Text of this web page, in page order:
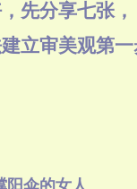
先分享七张，
立审美观第
阳伞的女人